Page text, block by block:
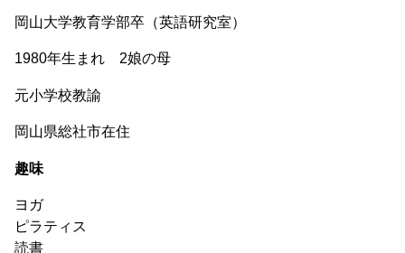
岡山大学教育学部卒（英語研究室）
1980年生まれ 2娘の母
元小学校教諭
岡山県総社市在住
趣味
ヨガ
ピラティス
読書